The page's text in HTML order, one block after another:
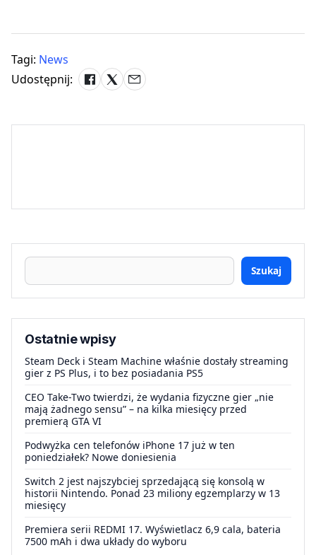
Tagi: News
Udostępnij:
Szukaj
Ostatnie wpisy
Steam Deck i Steam Machine właśnie dostały streaming
gier z PS Plus, i to bez posiadania PS5
CEO Take-Two twierdzi, że wydania fizyczne gier „nie
mają żadnego sensu” – na kilka miesięcy przed
premierą GTA VI
Podwyżka cen telefonów iPhone 17 już w ten
poniedziałek? Nowe doniesienia
Switch 2 jest najszybciej sprzedającą się konsolą w
historii Nintendo. Ponad 23 miliony egzemplarzy w 13
miesięcy
Premiera serii REDMI 17. Wyświetlacz 6,9 cala, bateria
7500 mAh i dwa układy do wyboru